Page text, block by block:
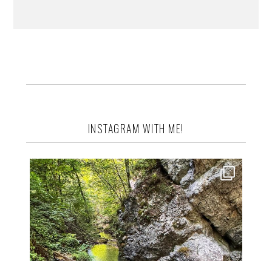
INSTAGRAM WITH ME!